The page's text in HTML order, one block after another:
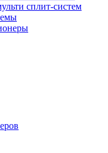
сплит-систем